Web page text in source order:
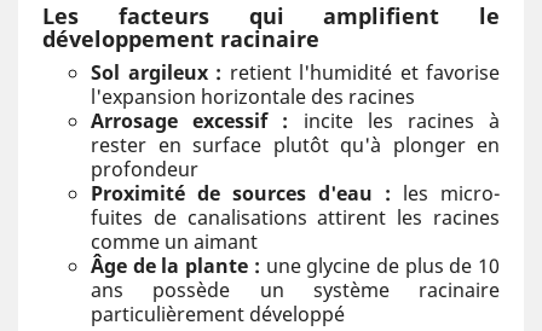
Les facteurs qui amplifient le
développement racinaire
Sol argileux : retient l'humidité et favorise
l'expansion horizontale des racines
Arrosage excessif : incite les racines à
rester en surface plutôt qu'à plonger en
profondeur
Proximité de sources d'eau : les micro-
fuites de canalisations attirent les racines
comme un aimant
Âge de la plante : une glycine de plus de 10
ans possède un système racinaire
particulièrement développé